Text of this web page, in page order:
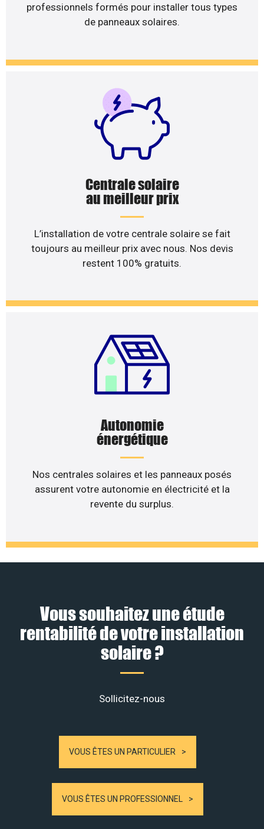
professionnels formés pour installer tous types
de panneaux solaires.
Centrale solaire
au meilleur prix
L’installation de votre centrale solaire se fait
toujours au meilleur prix avec nous. Nos devis
restent 100% gratuits.
Autonomie
énergétique
Nos centrales solaires et les panneaux posés
assurent votre autonomie en électricité et la
revente du surplus.
Vous souhaitez une étude
rentabilité de votre installation
solaire ?
Sollicitez-nous
VOUS ÊTES UN PARTICULIER
VOUS ÊTES UN PROFESSIONNEL